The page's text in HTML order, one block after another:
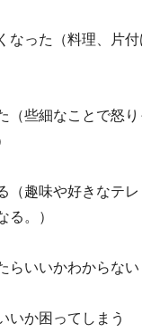
った（料理、片付
些細なことで怒
趣味や好きなテ
。）
らいいかわからない
か困ってしまう